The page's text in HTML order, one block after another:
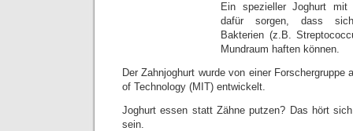
Ein spezieller Joghurt mit
dafür sorgen, dass
Bakterien (z.B.
Mundraum haften können.
Der Zahnjoghurt wurde von einer
of Technology (MIT) entwickelt.
Joghurt essen statt Zähne putzen? Das hört
sein.